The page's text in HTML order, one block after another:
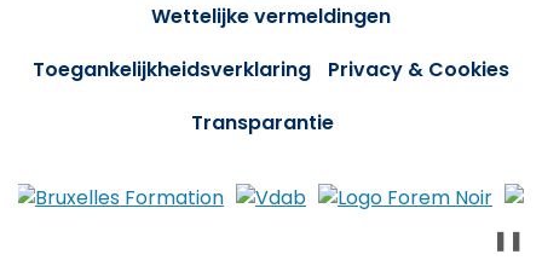
Wettelijke vermeldingen
Toegankelijkheidsverklaring
Privacy & Cookies
Transparantie
❚❚